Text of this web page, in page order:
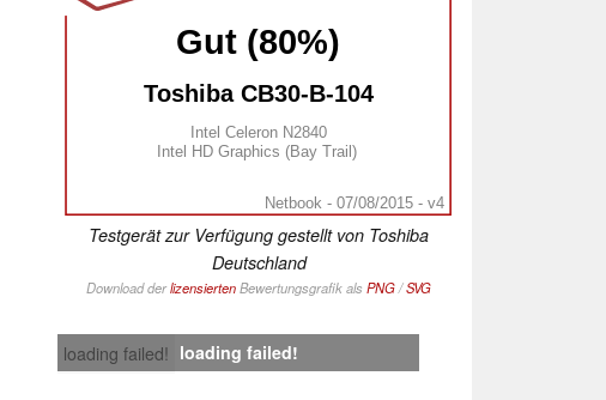
Gut (80%)
Toshiba CB30-B-104
Intel Celeron N2840
Intel HD Graphics (Bay Trail)
Netbook - 07/08/2015 - v4
Testgerät zur Verfügung gestellt von Toshiba
Deutschland
Download derlizensiertenBewertungsgrafik als PNG/SVG
loading failed! loading failed!